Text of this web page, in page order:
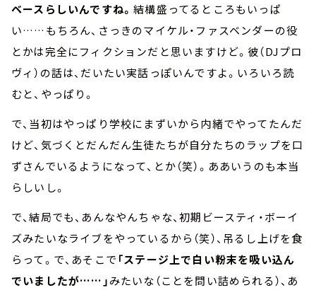
ベースらしいんですね。結構盛ってるところもいっぱ
い……もちろん、さっきのマイケル・ファスベンダーの役
とかは完全にフィクションだと思いますけど。彼（DJプロ
ヴィ）の話は、だいたい実話っぽいんですよ。いろいろ読
むと、やっぱり。
で、当初はやっぱり学校にまずいから内緒でやってたんだ
けど、気づくとだんだん生徒たちが自分たちのラップを口
ずさんでいるようになって、とか（笑）。ああいうのも本当
らしいし。
で、結局でも、あんなやんちゃな、初期ビースティ・ボーイ
ズみたいなライブをやっているから（笑）、吊るし上げを食
らって。で、あそこで 「ステージ上で白い粉末を吸い込ん
でいましたが……」みたいな（ことを問い詰められる）、あ